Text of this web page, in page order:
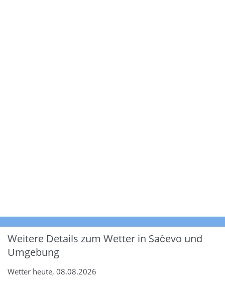
Weitere Details zum Wetter in Sačevo und
Umgebung
Wetter heute, 08.08.2026